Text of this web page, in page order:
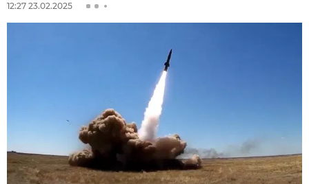
12:27 23.02.2025